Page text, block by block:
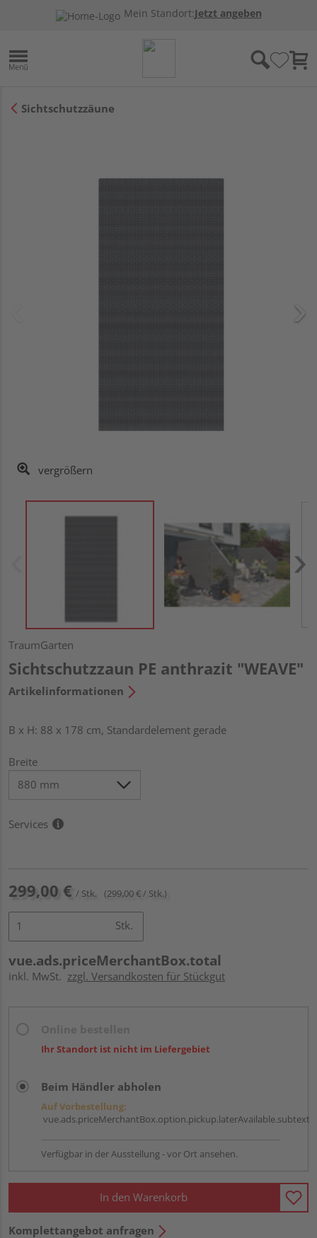
Mein Standort:Jetzt angeben
Sichtschutzzäune
vergrößern
TraumGarten
Sichtschutzzaun PE anthrazit "WEAVE"
Artikelinformationen
B x H: 88 x 178 cm, Standardelement gerade
Breite
Services
299,00 € / Stk. (299,00 € / Stk.)
Stk.
vue.ads.priceMerchantBox.total
inkl. MwSt. zzgl. Versandkosten für Stückgut
Ihr Standort ist nicht im Liefergebiet
Beim Händler abholen
Auf Vorbestellung:
vue.ads.priceMerchantBox.option.pickup.laterAvailable.subtext
Verfügbar in der Ausstellung - vor Ort ansehen.
In den Warenkorb
Komplettangebot anfragen